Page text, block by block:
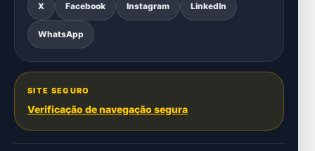
X Facebook Instagram LinkedIn
WhatsApp
SITE SEGURO
Verificação de navegação segura